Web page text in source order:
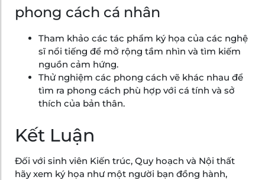
phong cách cá nhân
Tham khảo các tác phẩm ký họa của các nghệ
sĩ nổi tiếng để mở rộng tầm nhìn và tìm kiếm
nguồn cảm hứng.
Thử nghiệm các phong cách vẽ khác nhau để
tìm ra phong cách phù hợp với cá tính và sở
thích của bản thân.
Kết Luận
Đối với sinh viên Kiến trúc, Quy hoạch và Nội thất
hãy xem ký họa như một người bạn đồng hành,